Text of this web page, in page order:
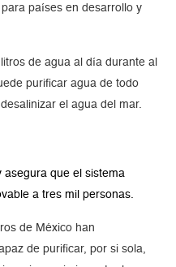
países en desarrollo y
de agua al día durante al
purificar agua de todo
el agua del mar.
asegura que el sistema
a tres mil personas.
de México han
de purificar, por si sola,